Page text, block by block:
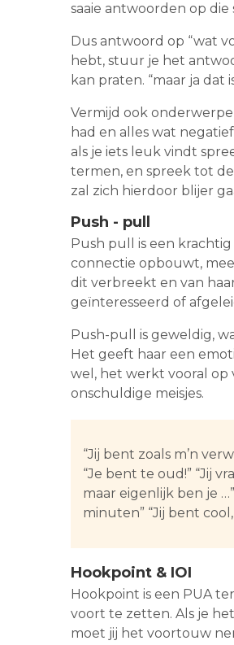
saaie antwoorden op die
Dus antwoord op “wat
hebt, stuur je het
kan praten. “maar ja
Vermijd ook
had en alles wat
als je iets leuk vindt
termen, en spreek tot
zal zich hierdoor blijer
Push - pull
Push pull is een
connectie opbouwt,
dit verbreekt en van
geïnteresseerd of
Push-pull is geweldig,
Het geeft haar een
wel, het werkt vooral
onschuldige meisjes.
“Jij bent zoals m’n
“Je bent te oud!” “Jij
maar eigenlijk ben je
minuten” “Jij bent
Hookpoint & IOI
Hookpoint is een PUA
voort te zetten. Als je
moet jij het voortouw